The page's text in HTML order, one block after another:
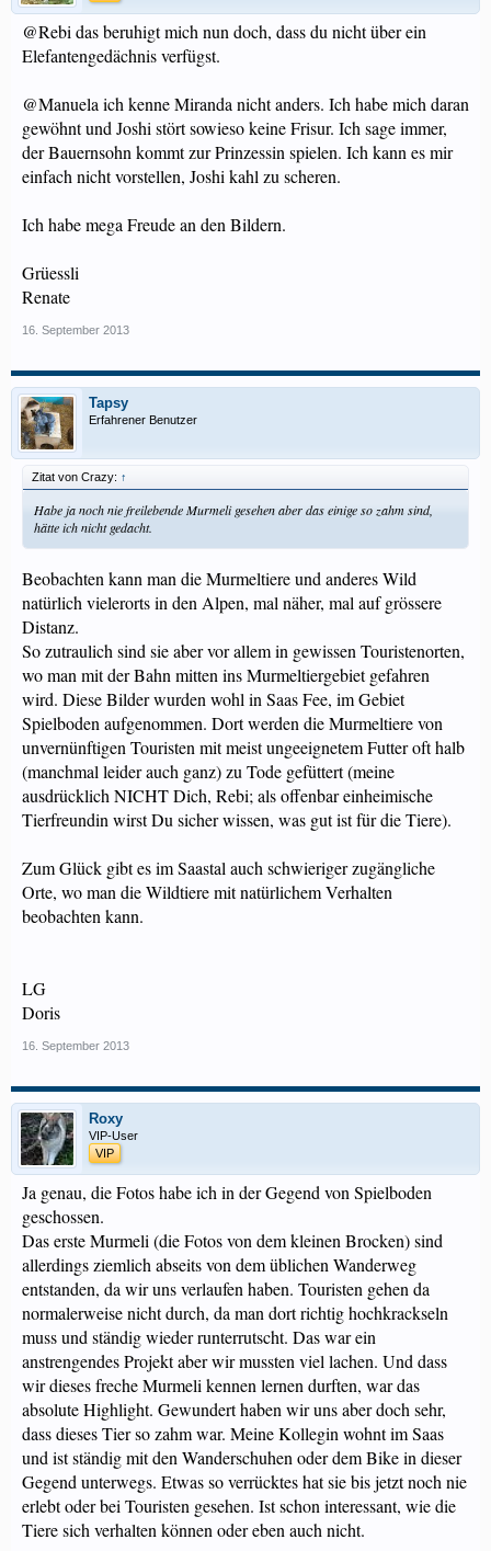
@Rebi das beruhigt mich nun doch, dass du nicht über ein
Elefantengedächnis verfügst.
@Manuela ich kenne Miranda nicht anders. Ich habe mich daran
gewöhnt und Joshi stört sowieso keine Frisur. Ich sage immer,
der Bauernsohn kommt zur Prinzessin spielen. Ich kann es mir
einfach nicht vorstellen, Joshi kahl zu scheren.
Ich habe mega Freude an den Bildern.
Grüessli
Renate
16. September 2013
Tapsy
Erfahrener Benutzer
Zitat von Crazy: ↑
Habe ja noch nie freilebende Murmeli gesehen aber das einige so zahm sind,
hätte ich nicht gedacht.
Beobachten kann man die Murmeltiere und anderes Wild
natürlich vielerorts in den Alpen, mal näher, mal auf grössere
Distanz.
So zutraulich sind sie aber vor allem in gewissen Touristenorten,
wo man mit der Bahn mitten ins Murmeltiergebiet gefahren
wird. Diese Bilder wurden wohl in Saas Fee, im Gebiet
Spielboden aufgenommen. Dort werden die Murmeltiere von
unvernünftigen Touristen mit meist ungeeignetem Futter oft halb
(manchmal leider auch ganz) zu Tode gefüttert (meine
ausdrücklich NICHT Dich, Rebi; als offenbar einheimische
Tierfreundin wirst Du sicher wissen, was gut ist für die Tiere).
Zum Glück gibt es im Saastal auch schwieriger zugängliche
Orte, wo man die Wildtiere mit natürlichem Verhalten
beobachten kann.
LG
Doris
16. September 2013
Roxy
VIP-User
VIP
Ja genau, die Fotos habe ich in der Gegend von Spielboden
geschossen.
Das erste Murmeli (die Fotos von dem kleinen Brocken) sind
allerdings ziemlich abseits von dem üblichen Wanderweg
entstanden, da wir uns verlaufen haben. Touristen gehen da
normalerweise nicht durch, da man dort richtig hochkrackseln
muss und ständig wieder runterrutscht. Das war ein
anstrengendes Projekt aber wir mussten viel lachen. Und dass
wir dieses freche Murmeli kennen lernen durften, war das
absolute Highlight. Gewundert haben wir uns aber doch sehr,
dass dieses Tier so zahm war. Meine Kollegin wohnt im Saas
und ist ständig mit den Wanderschuhen oder dem Bike in dieser
Gegend unterwegs. Etwas so verrücktes hat sie bis jetzt noch nie
erlebt oder bei Touristen gesehen. Ist schon interessant, wie die
Tiere sich verhalten können oder eben auch nicht.